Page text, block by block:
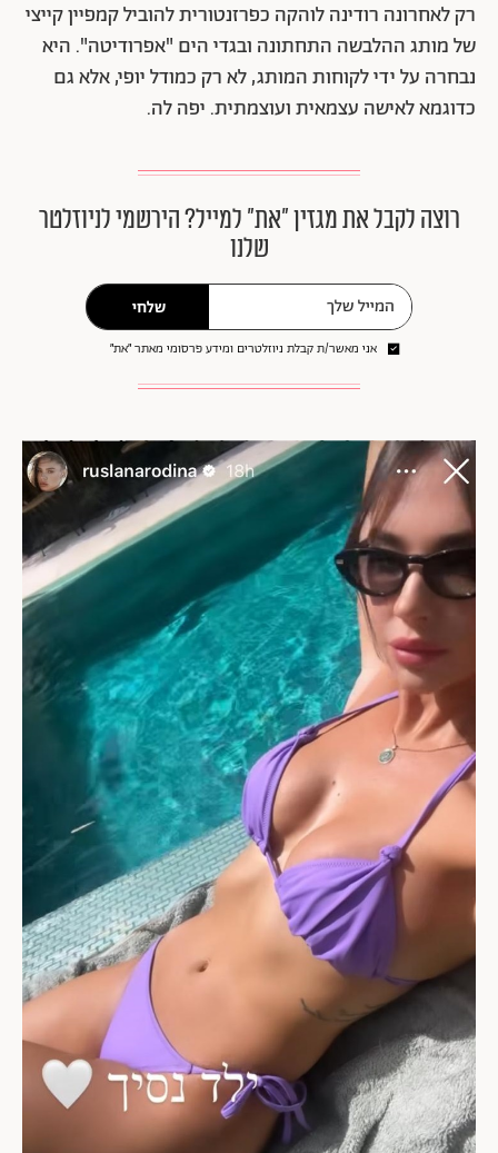
רק לאחרונה רודינה לוהקה כפרזנטורית להוביל קמפיין קייצי
של מותג ההלבשה התחתונה ובגדי הים "אפרודיטה". היא
נבחרה על ידי לקוחות המותג, לא רק כמודל יופי, אלא גם
כדוגמא לאישה עצמאית ועוצמתית. יפה לה.
רוצה לקבל את מגזין ״את״ למייל? הירשמי לניוזלטר
שלנו
שלחי
אני מאשר/ת קבלת ניוזלטרים ומידע פרסומי מאתר ״את״